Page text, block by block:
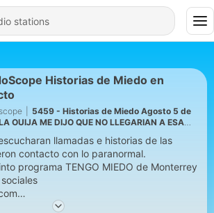
Historias de Miedo en
5459 - Historias de Miedo Agosto 5 de
OUIJA ME DIJO QUE NO LLEGARIAN A ESA
llamadas e historias de las
contacto con lo paranormal.
programa TENGO MIEDO de Monterrey
en vivo de Lunes a Viernes, 10 pm